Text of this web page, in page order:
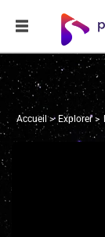
Accueil Explorer